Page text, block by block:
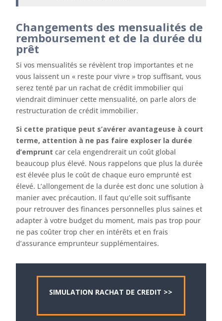
Changements des mensualités de
remboursement et de la durée du
prêt
Si vos mensualités se révèlent trop importantes et ne
vous laissent un « reste pour vivre » trop suffisant, vous
serez tenté par un rachat de crédit immobilier qui
viendrait diminuer cette mensualité, on parle alors de
restructuration de crédit immobilier.
Si cette pratique peut s’avérer avantageuse à court
terme, attention à ne pas faire exploser la durée
d’emprunt car cela engendrerait un coût global
beaucoup plus élevé. Nous rappelons que plus la durée
est élevée plus le coût de chaque euro emprunté est
élevé. L’allongement de la durée est donc une solution à
manier avec précaution. Il faut qu’elle soit suffisante
pour retrouver des finances personnelles plus saines et
adapter à votre budget du moment, mais pas trop pour
ne pas coûter trop cher en intérêts et en frais
d’assurance emprunteur supplémentaires.
SIMULATION RACHAT DE CREDIT >>